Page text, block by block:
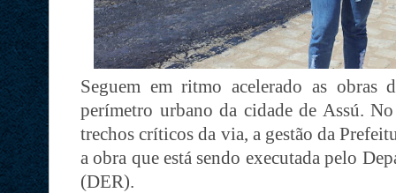
Seguem em ritmo acelerado as obras
perímetro urbano da cidade de Assú.
trechos críticos da via, a gestão da
a obra que está sendo executada pelo
(DER).